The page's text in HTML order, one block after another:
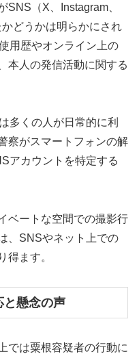
SNS（X、Instagram、
どうかは明らかにされ
用歴やオンライン上の
本人の発信活動に関する
多くの人が日常的に利
察がスマートフォンの解
アカウントを特定する
ベートな空間での撮影行
、SNSやネット上での
得ます。
と懸念の声
では粟根容疑者の行動に